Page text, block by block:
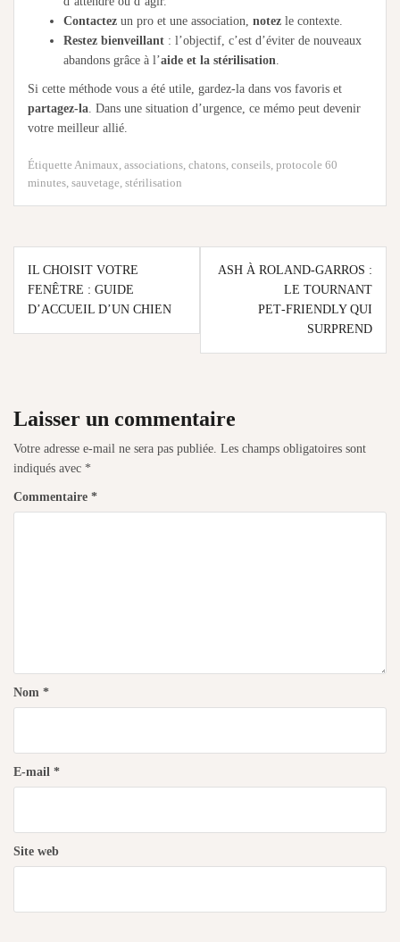
Contactez un pro et une association, notez le contexte.
Restez bienveillant : l’objectif, c’est d’éviter de nouveaux
abandons grâce à l’aide et la stérilisation.
Si cette méthode vous a été utile, gardez-la dans vos favoris et
partagez-la. Dans une situation d’urgence, ce mémo peut devenir
votre meilleur allié.
Étiquette Animaux, associations, chatons, conseils, protocole 60
minutes, sauvetage, stérilisation
Navigation
de
l’article
IL CHOISIT VOTRE
FENÊTRE : GUIDE
D’ACCUEIL D’UN CHIEN
ASH À ROLAND‑GARROS :
LE TOURNANT
PET‑FRIENDLY QUI
SURPREND
Laisser un commentaire
Votre adresse e-mail ne sera pas publiée. Les champs obligatoires sont
indiqués avec *
Commentaire *
Nom *
E-mail *
Site web